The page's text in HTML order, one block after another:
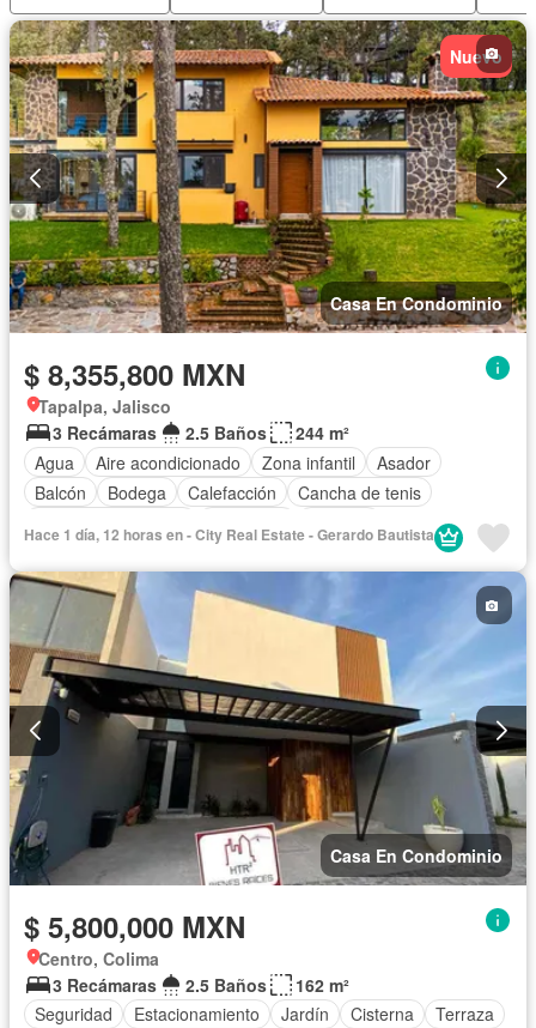
Nuevo
Casa En Condominio
$ 8,355,800 MXN
Tapalpa, Jalisco
3 Recámaras
2.5 Baños
244 m²
Agua
Aire acondicionado Zona infantil
Asador
Balcón
Bodega Calefacción
Cancha de tenis
Cocina integral
Cuarto de servicio
Electricidad
Gas natural
Jacuzzi
Jardín Recámara con closet
Terraza
Vista panorámica
Zonas verdes
Completamente amueblado
Hace 1 día, 12 horas en - City Real Estate - Gerardo Bautista
Casa En Condominio
$ 5,800,000 MXN
Centro, Colima
3 Recámaras
2.5 Baños
162 m²
Seguridad
Estacionamiento Jardín Cisterna
Terraza